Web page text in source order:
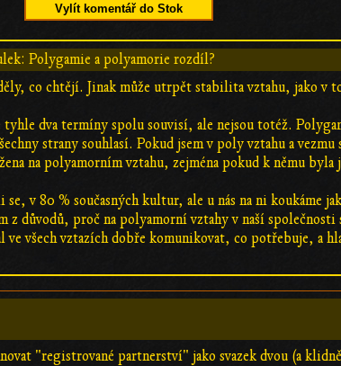
Vylít komentář do Stok
Polygamie a polyamorie rozdíl?
co chtějí. Jinak může utrpět stabilita vztahu, jako v
dva termíny spolu souvisí, ale nejsou totéž.
strany souhlasí. Pokud jsem v poly vztahu a vezmu
na polyamorním vztahu, zejména pokud k němu byla
v 80 % současných kultur, ale u nás na ni koukáme
důvodů, proč na polyamorní vztahy v naší společnosti
všech vztazích dobře komunikovat, co potřebuje, a
"registrované partnerství" jako svazek dvou (a